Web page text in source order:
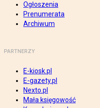
Ogłoszenia
Prenumerata
Archiwum
PARTNERZY
E-kiosk.pl
E-gazety.pl
Nexto.pl
Mała księgowość